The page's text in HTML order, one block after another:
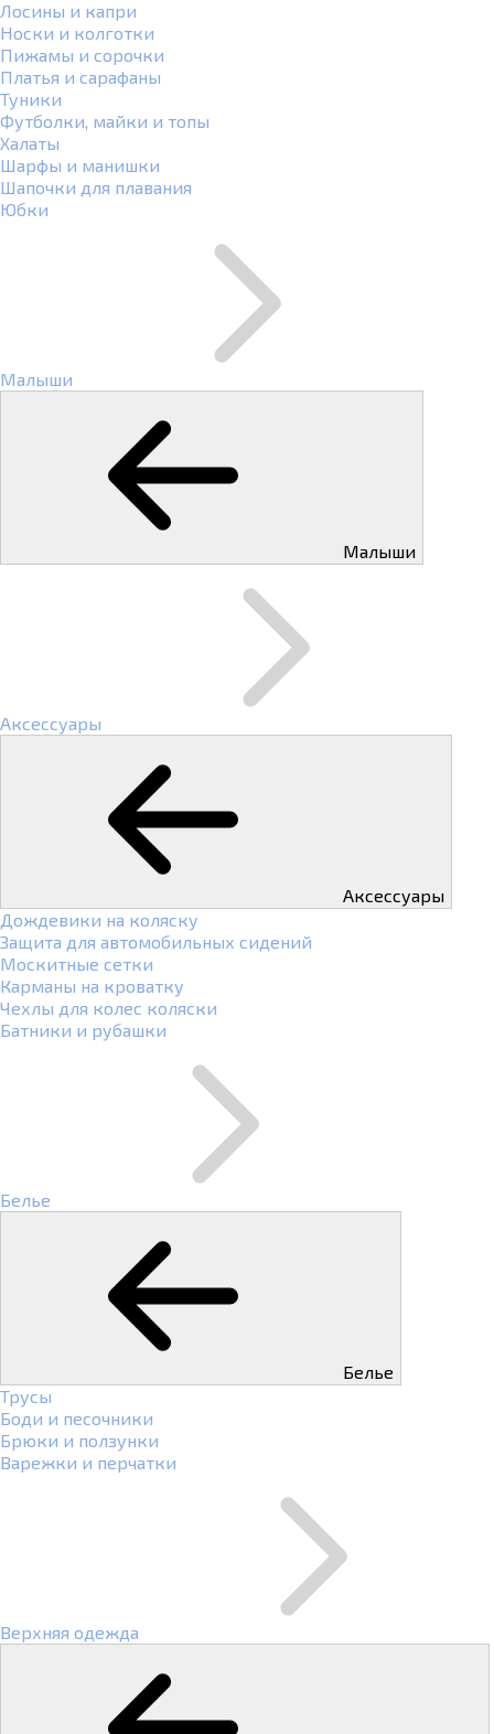
Лосины и капри
Носки и колготки
Пижамы и сорочки
Платья и сарафаны
Туники
Футболки, майки и топы
Халаты
Шарфы и манишки
Шапочки для плавания
Юбки
Малыши
Малыши
Аксессуары
Аксессуары
Дождевики на коляску
Защита для автомобильных сидений
Москитные сетки
Карманы на кроватку
Чехлы для колес коляски
Батники и рубашки
Белье
Белье
Трусы
Боди и песочники
Брюки и ползунки
Варежки и перчатки
Верхняя одежда